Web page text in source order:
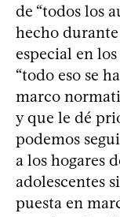
de “todos los
hecho durante
especial en
“todo eso se
marco
y que le dé
podemos
a los hogares
adolescentes
puesta en